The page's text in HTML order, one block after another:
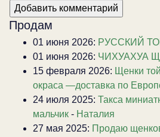
Продам
01 июня 2026: РУССКИЙ
01 июня 2026: ЧИХУАХУА
15 февраля 2026: Щенки
окраса —доставка по
24 июля 2025: Такса
мальчик - Наталия
27 мая 2025: Продаю